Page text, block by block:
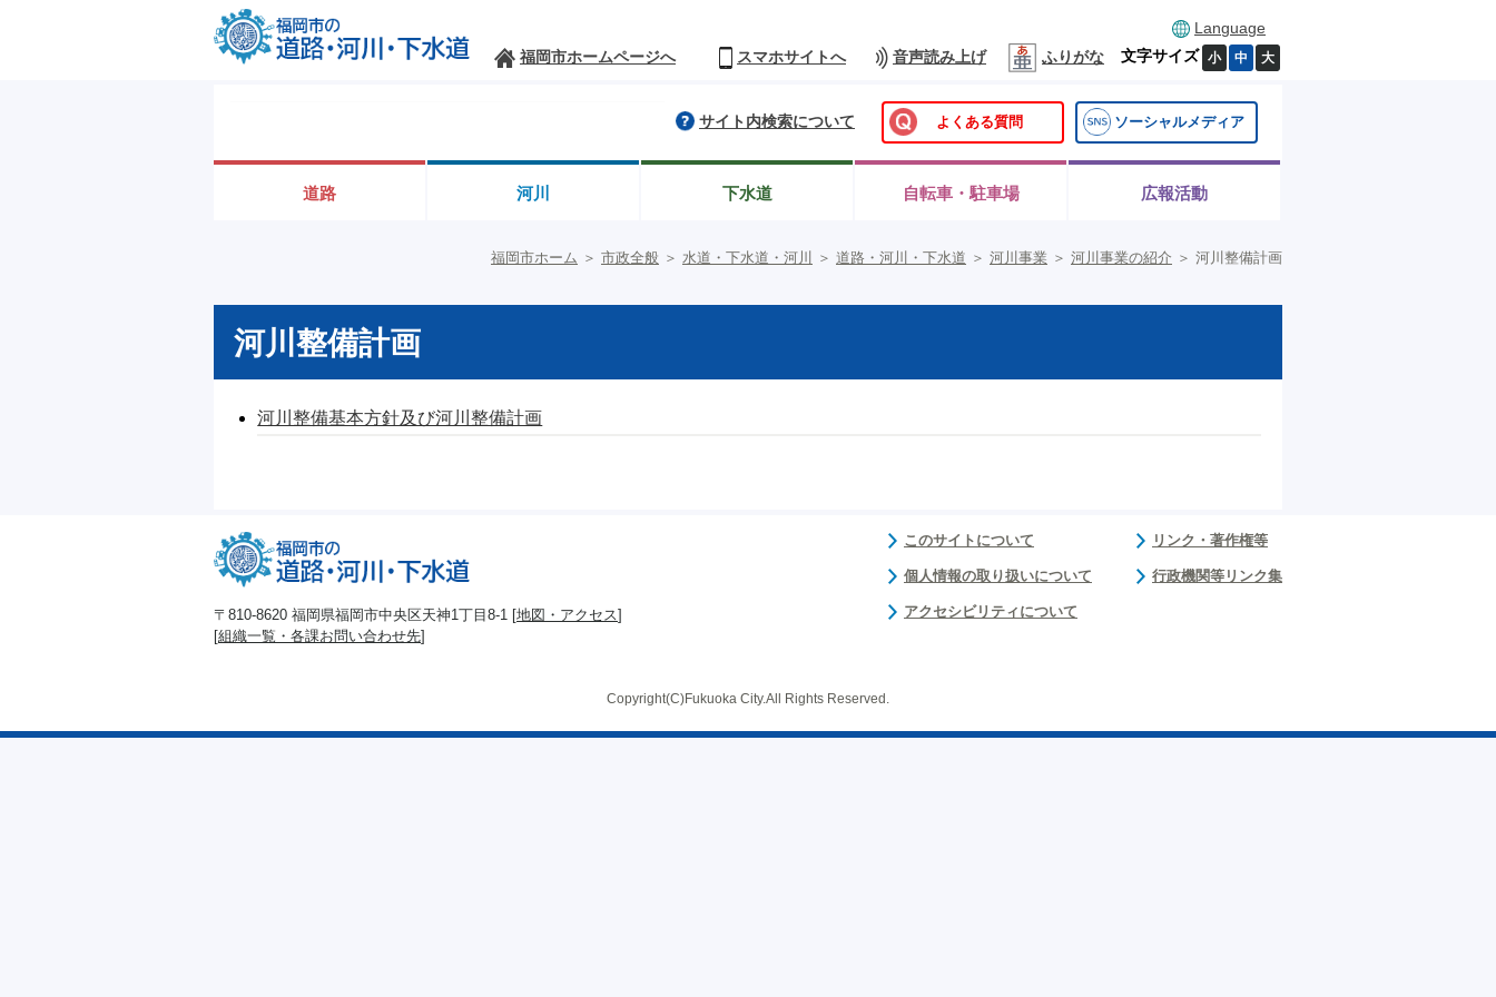
Language
福岡市ホームページへ
スマホサイトへ 音声読み上げ ふりがな 文字サイズ 小 中 大
よくある質問 ソーシャルメディア
サイト内検索について
道路 河川 下水道 自転車・駐車場 広報活動
福岡市ホーム ＞ 市政全般 ＞ 水道・下水道・河川 ＞ 道路・河川・下水道 ＞ 河川事業 ＞ 河川事業の紹介 ＞ 河川整備計画
河川整備計画
河川整備基本方針及び河川整備計画
〒810-8620 福岡県福岡市中央区天神1丁目8-1 [地図・アクセス]
[組織一覧・各課お問い合わせ先]
このサイトについて
個人情報の取り扱いについて
アクセシビリティについて
リンク・著作権等
行政機関等リンク集
Copyright(C)Fukuoka City.All Rights Reserved.